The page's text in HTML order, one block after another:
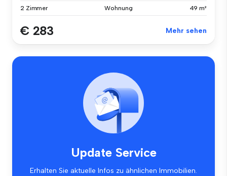
2 Zimmer Wohnung 49 m²
€ 283 Mehr sehen
Update Service
Erhalten Sie aktuelle Infos zu ähnlichen Immobilien.